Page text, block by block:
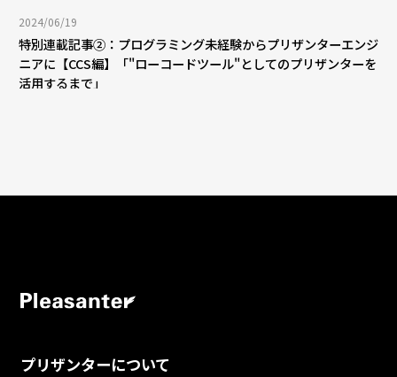
2024/06/19
特別連載記事②：プログラミング未経験からプリザンターエンジ
ニアに【CCS編】「"ローコードツール"としてのプリザンターを
活用するまで」
プリザンターについて